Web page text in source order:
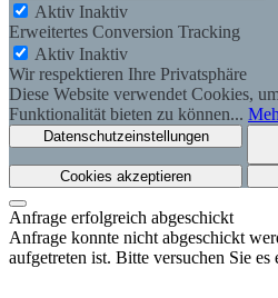
Aktiv Inaktiv
Erweitertes Conversion Tracking
Aktiv Inaktiv
Wir respektieren Ihre Privatsphäre
Diese Website verwendet Cookies,
Funktionalität bieten zu können...
Datenschutzeinstellungen
Cookies akzeptieren
Anfrage erfolgreich abgeschickt
Anfrage konnte nicht abgeschickt
aufgetreten ist. Bitte versuchen Sie es